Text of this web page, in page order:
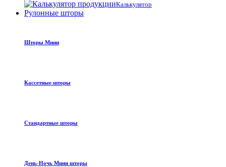
Калькулятор
Рулонные шторы
Шторы Мини
Кассетные шторы
Стандартные шторы
День-Ночь Мини шторы